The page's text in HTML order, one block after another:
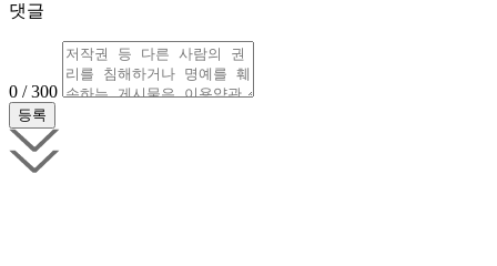
댓글
0 / 300